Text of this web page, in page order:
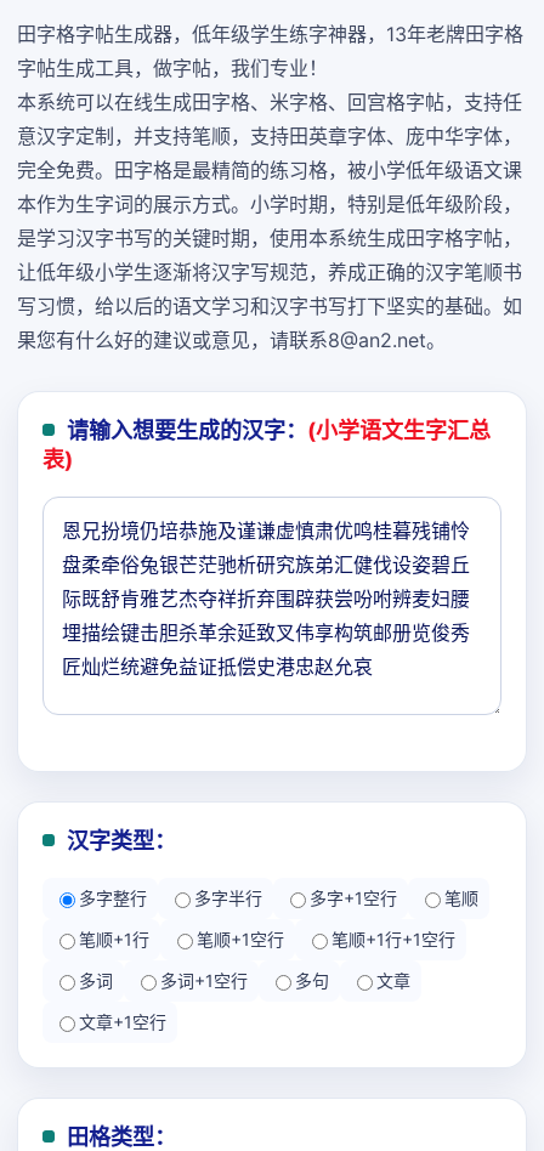
田字格字帖生成器，低年级学生练字神器，13年老牌田字格
字帖生成工具，做字帖，我们专业！
本系统可以在线生成田字格、米字格、回宫格字帖，支持任
意汉字定制，并支持笔顺，支持田英章字体、庞中华字体，
完全免费。田字格是最精简的练习格，被小学低年级语文课
本作为生字词的展示方式。小学时期，特别是低年级阶段，
是学习汉字书写的关键时期，使用本系统生成田字格字帖，
让低年级小学生逐渐将汉字写规范，养成正确的汉字笔顺书
写习惯，给以后的语文学习和汉字书写打下坚实的基础。如
果您有什么好的建议或意见，请联系8@an2.net。
请输入想要生成的汉字： (小学语文生字汇总
表)
汉字类型：
多字整行 多字半行 多字+1空行
笔顺
笔顺+1行
笔顺+1空行
笔顺+1行+1空行
多词
多词+1空行 多句
文章
文章+1空行
田格类型：